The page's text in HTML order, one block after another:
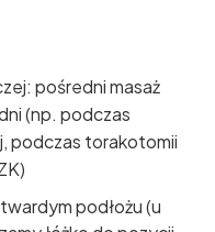
pośredni masaż
(np. podczas
podczas torakotomii
podłożu (u